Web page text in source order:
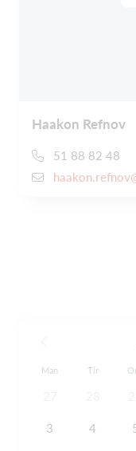
Haakon Refnov
51 88 82 48
Man Tir
3 4